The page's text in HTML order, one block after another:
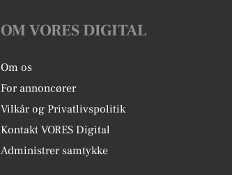
OM VORES DIGITAL
Om os
For annoncører
Vilkår og Privatlivspolitik
Kontakt VORES Digital
Administrer samtykke